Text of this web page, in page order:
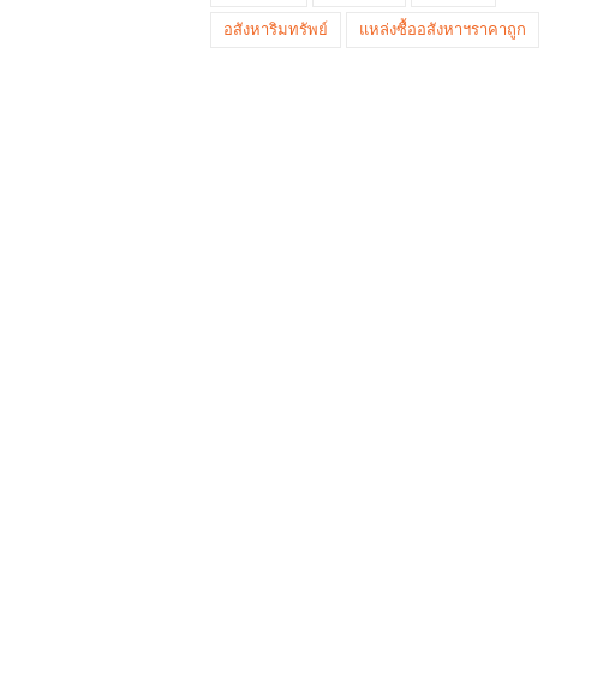
อสังหาริมทรัพย์ แหล่งซื้ออสังหาฯราคาถูก